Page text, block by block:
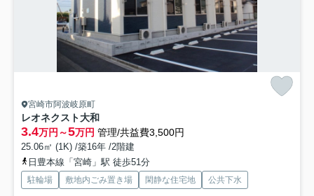
宮崎市阿波岐原町
レオネクスト大和
3.4万円～5万円 管理/共益費3,500円
25.06㎡ (1K) /築16年 /2階建
日豊本線「宮崎」駅 徒歩51分
駐輪場 敷地内ごみ置き場 閑静な住宅地 公共下水